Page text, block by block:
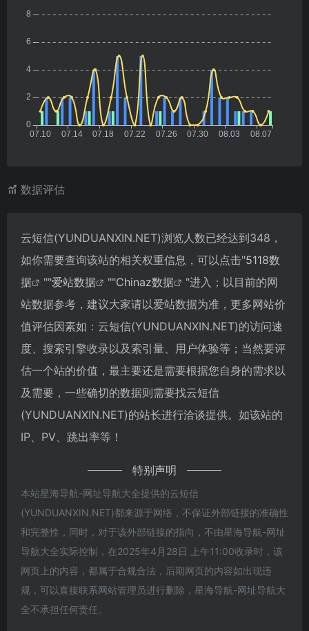
数据评估
云短信(YUNDUANXIN.NET)浏览人数已经达到348，
如你需要查询该站的相关权重信息，可以点击"5118数
据
""爱站数据 ""Chinaz数据
"进入；以目前的网
站数据参考，建议大家请以爱站数据为准，更多网站价
值评估因素如：云短信(YUNDUANXIN.NET)的访问速
度、搜索引擎收录以及索引量、用户体验等；当然要评
估一个站的价值，最主要还是需要根据您自身的需求以
及需要，一些确切的数据则需要找云短信
(YUNDUANXIN.NET)的站长进行洽谈提供。如该站的
IP、PV、跳出率等！
特别声明
本站星海导航-网址导航大全提供的云短信
(YUNDUANXIN.NET)都来源于网络，不保证外部链接的准确性
和完整性，同时，对于该外部链接的指向，不由星海导航-网址
导航大全实际控制，在2025年4月28日 上午11:00收录时，该
网页上的内容，都属于合规合法，后期网页的内容如出现违
规，可以直接联系网站管理员进行删除，星海导航-网址导航大
全不承担任何责任。